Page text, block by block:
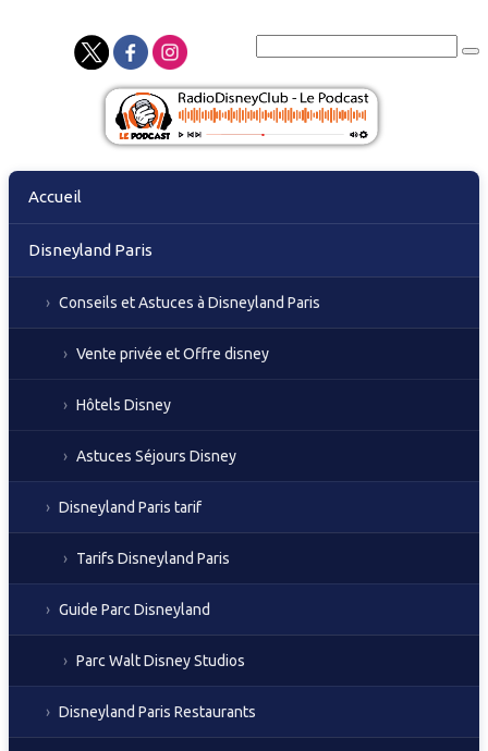
Skip
Accueil
Disneyland Paris
Conseils et Astuces à Disneyland Paris
Vente privée et Offre disney
Hôtels Disney
Astuces Séjours Disney
Disneyland Paris tarif
Tarifs Disneyland Paris
Guide Parc Disneyland
Parc Walt Disney Studios
Disneyland Paris Restaurants